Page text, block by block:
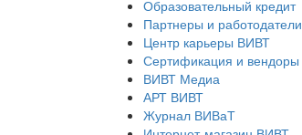
Образовательный кредит
Партнеры и работодатели
Центр карьеры ВИВТ
Сертификация и вендоры
ВИВТ Медиа
АРТ ВИВТ
Журнал ВИВаТ